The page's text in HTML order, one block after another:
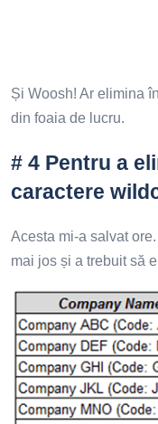
Și Woosh! Ar elimina
din foaia de lucru.
# 4 Pentru a
caractere
Acesta mi-a salvat
mai jos și a trebuit să